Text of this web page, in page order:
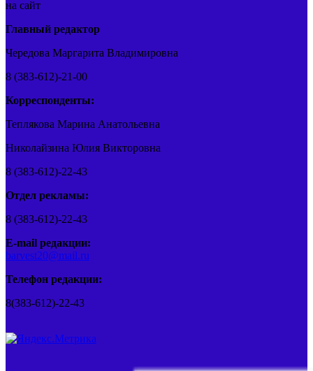
на сайт
Главный редактор
Чередова Маргарита Владимировна
8 (383-612)-21-00
Корреспонденты:
Теплякова Марина Анатольевна
Николайзина Юлия Викторовна
8 (383-612)-22-43
Отдел рекламы:
8 (383-612)-22-43
E-mail редакции:
barvest20@mail.ru
Телефон редакции:
8(383-612)-22-43